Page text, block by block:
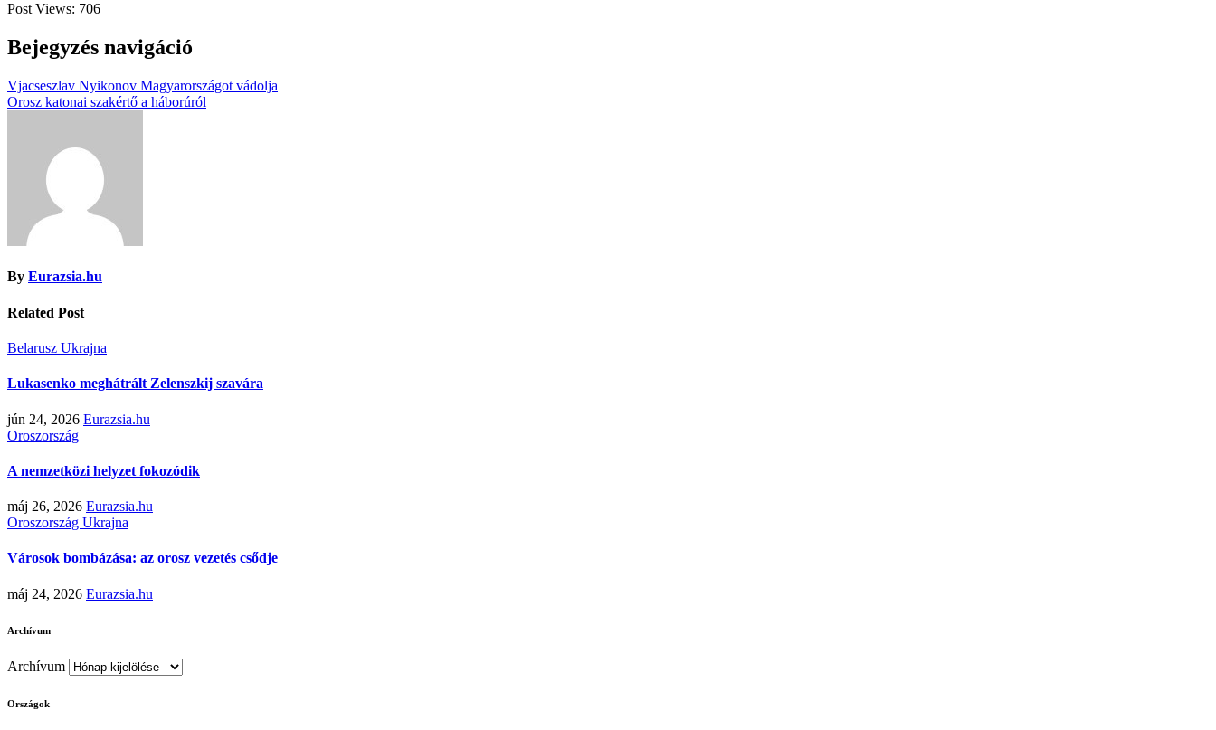
Post Views: 706
Bejegyzés navigáció
Vjacseszlav Nyikonov Magyarországot vádolja
Orosz katonai szakértő a háborúról
By Eurazsia.hu
Related Post
Belarusz Ukrajna
Lukasenko meghátrált Zelenszkij szavára
jún 24, 2026 Eurazsia.hu
Oroszország
A nemzetközi helyzet fokozódik
máj 26, 2026 Eurazsia.hu
Oroszország Ukrajna
Városok bombázása: az orosz vezetés csődje
máj 24, 2026 Eurazsia.hu
Archívum
Archívum
Országok